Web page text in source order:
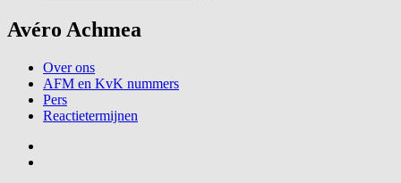
Avéro Achmea
Over ons
AFM en KvK nummers
Pers
Reactietermijnen